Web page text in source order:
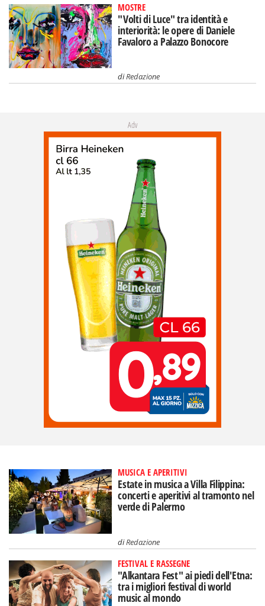
MOSTRE
"Volti di Luce" tra identità e
interiorità: le opere di Daniele
Favaloro a Palazzo Bonocore
diRedazione
Adv
MUSICA E APERITIVI
Estate in musica a Villa Filippina:
concerti e aperitivi al tramonto nel
verde di Palermo
diRedazione
FESTIVAL E RASSEGNE
"Alkantara Fest" ai piedi dell'Etna:
tra i migliori festival di world
music al mondo